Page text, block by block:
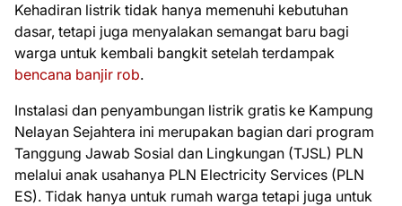
Kehadiran listrik tidak hanya memenuhi kebutuhan
dasar, tetapi juga menyalakan semangat baru bagi
warga untuk kembali bangkit setelah terdampak
bencana banjir rob.
Instalasi dan penyambungan listrik gratis ke Kampung
Nelayan Sejahtera ini merupakan bagian dari program
Tanggung Jawab Sosial dan Lingkungan (TJSL) PLN
melalui anak usahanya PLN Electricity Services (PLN
ES). Tidak hanya untuk rumah warga tetapi juga untuk